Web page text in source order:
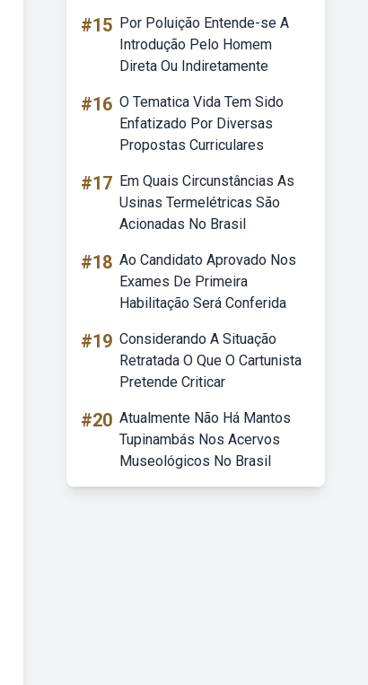
#15 Por Poluição Entende-se A
Introdução Pelo Homem
Direta Ou Indiretamente
#16 O Tematica Vida Tem Sido
Enfatizado Por Diversas
Propostas Curriculares
#17 Em Quais Circunstâncias As
Usinas Termelétricas São
Acionadas No Brasil
#18 Ao Candidato Aprovado Nos
Exames De Primeira
Habilitação Será Conferida
#19 Considerando A Situação
Retratada O Que O Cartunista
Pretende Criticar
#20 Atualmente Não Há Mantos
Tupinambás Nos Acervos
Museológicos No Brasil